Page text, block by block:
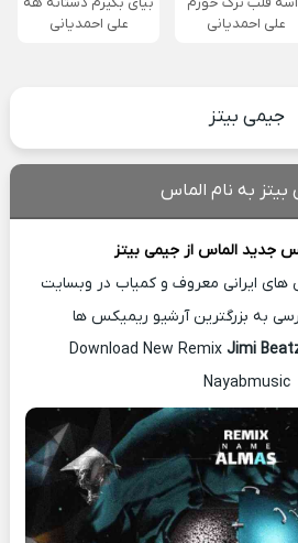
علی احمدیانی
علی احمدیانی
جیمی بیتز
به نام الماس
جدید الماس ازجیمی بیتز
های ایرانی معروف و کمیاب در وبسایت
به بزرگترین آرشیو ریمیکس ها
Download New Remix Jimi
Nayabmusic